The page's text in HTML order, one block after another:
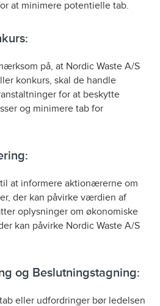
at minimere potentielle tab.
på, at Nordic Waste A/S
konkurs, skal de handle
for at beskytte
og minimere tab for
at informere aktionærerne om
der kan påvirke værdien af
oplysninger om økonomiske
kan påvirke Nordic Waste A/S
og Beslutningstagning:
eller udfordringer bør ledelsen